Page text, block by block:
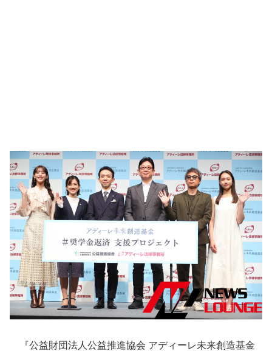
『公益財団法人公益推進協会 アディーレ未来創造基金